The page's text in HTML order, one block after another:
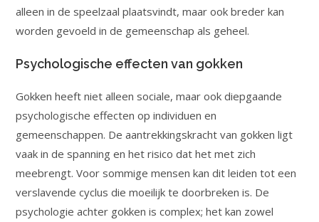
alleen in de speelzaal plaatsvindt, maar ook breder kan
worden gevoeld in de gemeenschap als geheel.
Psychologische effecten van gokken
Gokken heeft niet alleen sociale, maar ook diepgaande
psychologische effecten op individuen en
gemeenschappen. De aantrekkingskracht van gokken ligt
vaak in de spanning en het risico dat het met zich
meebrengt. Voor sommige mensen kan dit leiden tot een
verslavende cyclus die moeilijk te doorbreken is. De
psychologie achter gokken is complex; het kan zowel